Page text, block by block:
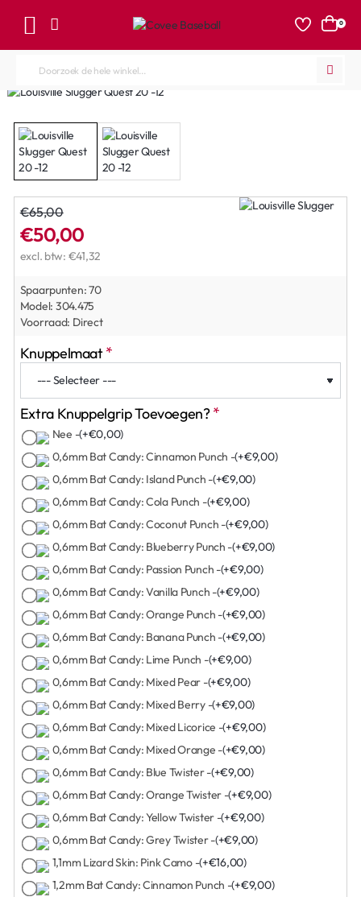
0
Doorzoek
de
winkel...
Spaarpunten:70
Model: 304.475
Voorraad: Direct
€50,00
€65,00
excl. btw: €41,32
Knuppelmaat
Extra Knuppelgrip Toevoegen?
Nee -(+€0,00)
0,6mm Bat Candy: Cinnamon Punch -(+€9,00)
0,6mm Bat Candy: Island Punch -(+€9,00)
0,6mm Bat Candy: Cola Punch -(+€9,00)
0,6mm Bat Candy: Coconut Punch -(+€9,00)
0,6mm Bat Candy: Blueberry Punch -(+€9,00)
0,6mm Bat Candy: Passion Punch -(+€9,00)
0,6mm Bat Candy: Vanilla Punch -(+€9,00)
0,6mm Bat Candy: Orange Punch -(+€9,00)
0,6mm Bat Candy: Banana Punch -(+€9,00)
0,6mm Bat Candy: Lime Punch -(+€9,00)
0,6mm Bat Candy: Mixed Pear -(+€9,00)
0,6mm Bat Candy: Mixed Berry -(+€9,00)
0,6mm Bat Candy: Mixed Licorice -(+€9,00)
0,6mm Bat Candy: Mixed Orange -(+€9,00)
0,6mm Bat Candy: Blue Twister -(+€9,00)
0,6mm Bat Candy: Orange Twister -(+€9,00)
0,6mm Bat Candy: Yellow Twister -(+€9,00)
0,6mm Bat Candy: Grey Twister -(+€9,00)
1,1mm Lizard Skin: Pink Camo -(+€16,00)
1,2mm Bat Candy: Cinnamon Punch -(+€9,00)